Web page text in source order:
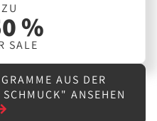
%
SALE
AUS DER
ANSEHEN